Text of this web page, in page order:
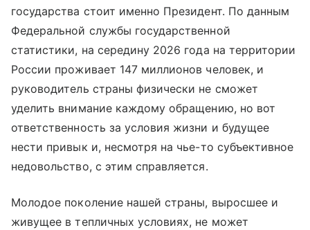
государства стоит именно Президент. По данным
Федеральной службы государственной
статистики, на середину 2026 года на территории
России проживает 147 миллионов человек, и
руководитель страны физически не сможет
уделить внимание каждому обращению, но вот
ответственность за условия жизни и будущее
нести привык и, несмотря на чье-то субъективное
недовольство, с этим справляется.
Молодое поколение нашей страны, выросшее и
живущее в тепличных условиях, не может